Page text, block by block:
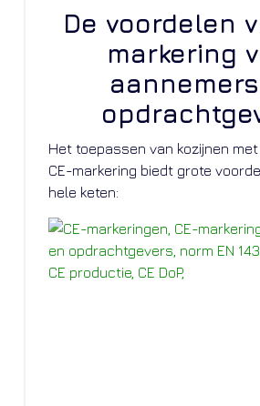
De voordelen
markering
Het toepassen van kozijnen
CE-markering biedt grote
hele keten: